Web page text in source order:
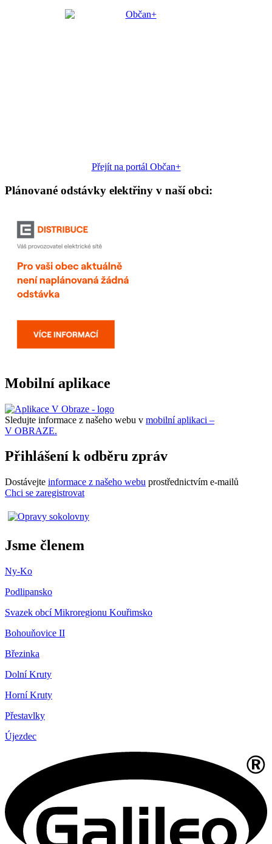
Přejít na portál Občan+
Plánované odstávky elektřiny v naší obci:
Mobilní aplikace
Sledujte informace z našeho webu v mobilní aplikaci –
V OBRAZE.
Přihlášení k odběru zpráv
Dostávejte informace z našeho webu prostřednictvím e-mailů
Chci se zaregistrovat
Jsme členem
Ny-Ko
Podlipansko
Svazek obcí Mikroregionu Kouřimsko
Bohouňovice II
Březinka
Dolní Kruty
Horní Kruty
Přestavlky
Újezdec